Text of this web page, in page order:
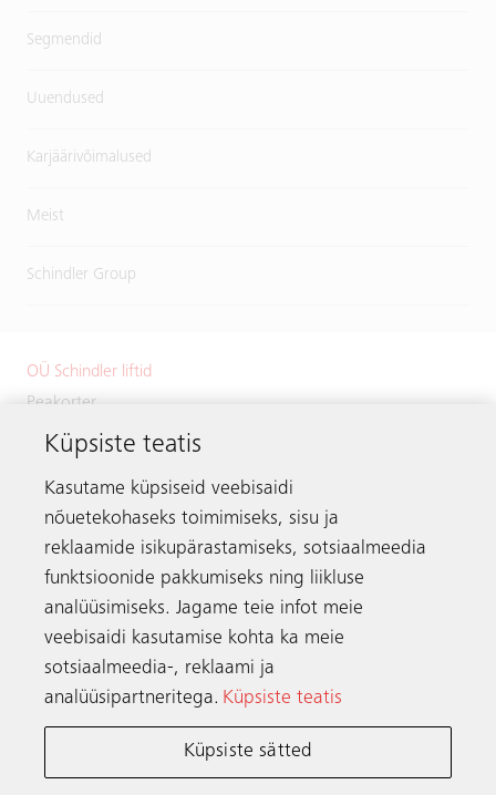
Segmendid
Uuendused
Karjäärivõimalused
Meist
Schindler Group
OÜ Schindler liftid
Peakorter
Väike-Paala 1
Estonia
Telefon: +372 601 2222
info.ee@schindler.com
Ühendust võtma
Schindler kogu maailmas
Küpsiste teatis
Kasutame küpsiseid veebisaidi
nõuetekohaseks toimimiseks, sisu ja
reklaamide isikupärastamiseks, sotsiaalmeedia
funktsioonide pakkumiseks ning liikluse
analüüsimiseks. Jagame teie infot meie
veebisaidi kasutamise kohta ka meie
sotsiaalmeedia-, reklaami ja
analüüsipartneritega. Küpsiste teatis
Küpsiste sätted